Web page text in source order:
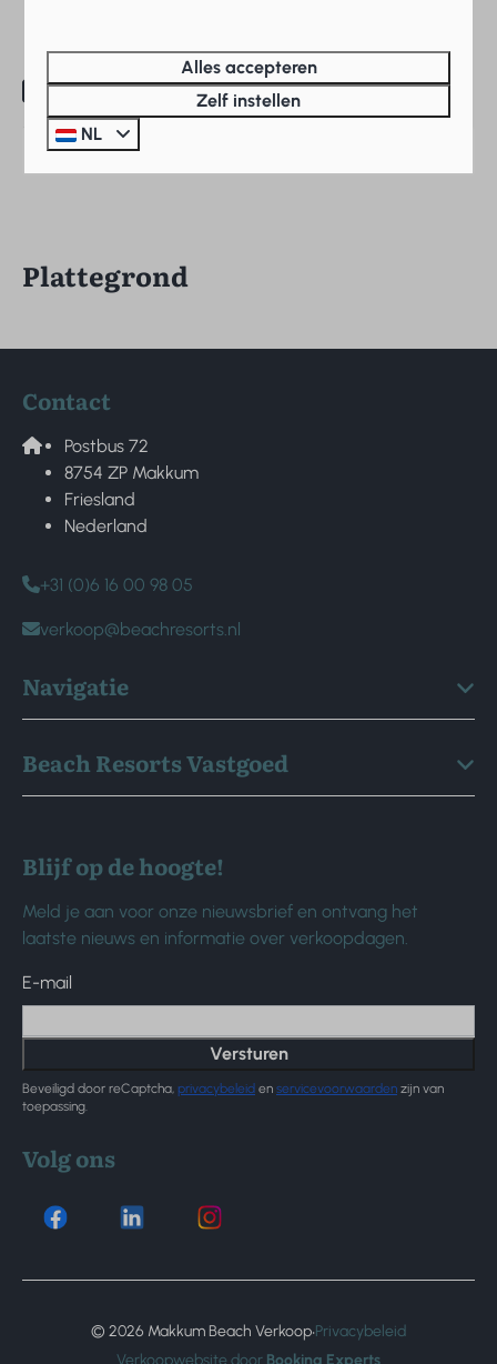
Vraagprijs
€ 475.000,-
Plattegrond
Contact
Postbus 72
8754 ZP Makkum
Friesland
Nederland
+31 (0)6 16 00 98 05
verkoop@beachresorts.nl
Navigatie
Beach Resorts Vastgoed
Blijf op de hoogte!
Meld je aan voor onze nieuwsbrief en ontvang het
laatste nieuws en informatie over verkoopdagen.
E-mail
Versturen
Beveiligd door reCaptcha, privacybeleid en servicevoorwaarden zijn van
toepassing.
Volg ons
© 2026 Makkum Beach Verkoop·Privacybeleid
Verkoopwebsite door Booking Experts
Alles accepteren
Zelf instellen
NL